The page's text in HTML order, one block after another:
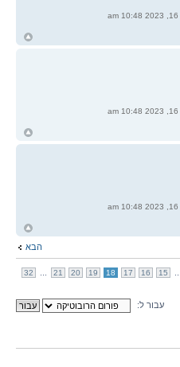
הבא
15
16
17
18
19
20
21
32
עבור ל: